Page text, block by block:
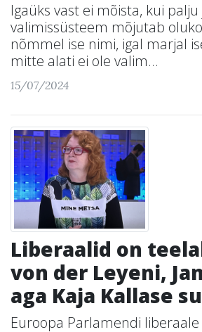
Igaüks vast ei mõista, kui
valimissüsteem mõjutab
nõmmel ise nimi, igal marjal
mitte alati ei ole valim...
15/07/2024
Liberaalid on
von der Leyeni,
aga Kaja Kallase
Euroopa Parlamendi